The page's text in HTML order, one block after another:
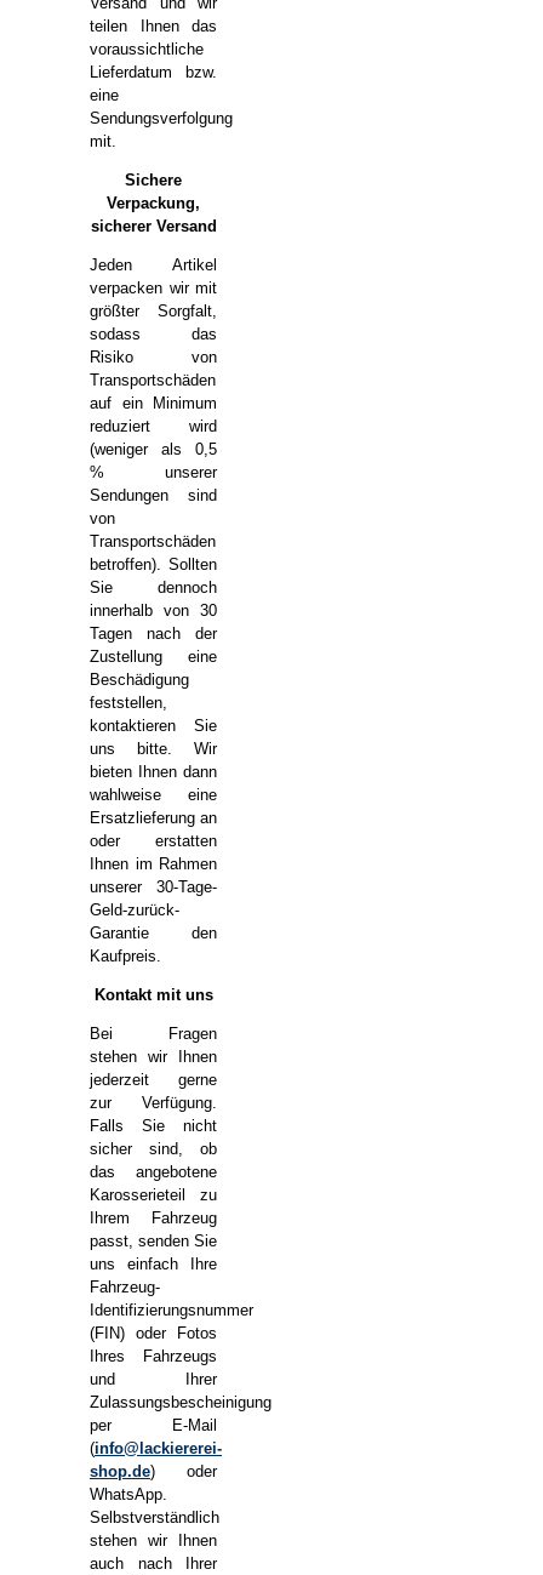
teilen Ihnen das
voraussichtliche
Lieferdatum bzw.
eine
Sendungsverfolgung
mit.
Sichere
Verpackung,
sicherer Versand
Jeden Artikel
verpacken wir mit
größter Sorgfalt,
sodass das
Risiko von
Transportschäden
auf ein Minimum
reduziert wird
(weniger als 0,5
% unserer
Sendungen sind
von
Transportschäden
betroffen). Sollten
Sie dennoch
innerhalb von 30
Tagen nach der
Zustellung eine
Beschädigung
feststellen,
kontaktieren Sie
uns bitte. Wir
bieten Ihnen dann
wahlweise eine
Ersatzlieferung an
oder erstatten
Ihnen im Rahmen
unserer 30-Tage-
Geld-zurück-
Garantie den
Kaufpreis.
Kontakt mit uns
Bei Fragen
stehen wir Ihnen
jederzeit gerne
zur Verfügung.
Falls Sie nicht
sicher sind, ob
das angebotene
Karosserieteil zu
Ihrem Fahrzeug
passt, senden Sie
uns einfach Ihre
Fahrzeug-
Identifizierungsnummer
(FIN) oder Fotos
Ihres Fahrzeugs
und Ihrer
Zulassungsbescheinigung
per E-Mail
(info@lackiererei-
shop.de) oder
WhatsApp.
Selbstverständlich
stehen wir Ihnen
auch nach Ihrer